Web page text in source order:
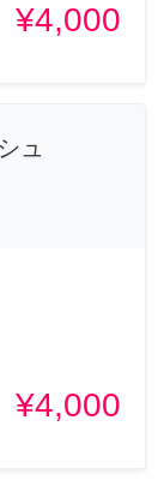
¥4,000
ュ
¥4,000